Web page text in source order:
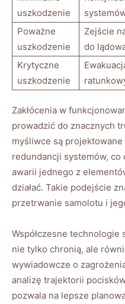
uszkodzenie
Poważne
uszkodzenie
Zejście
do
Krytyczne
uszkodzenie
Zakłócenia w
prowadzić do znacznych
myśliwce są
redundancji systemów, co
awarii jednego z
działać. Takie podejście
przetrwanie samolotu i
Współczesne
nie tylko chronią, ale
wywiadowcze o
analizę trajektorii
pozwala na lepsze